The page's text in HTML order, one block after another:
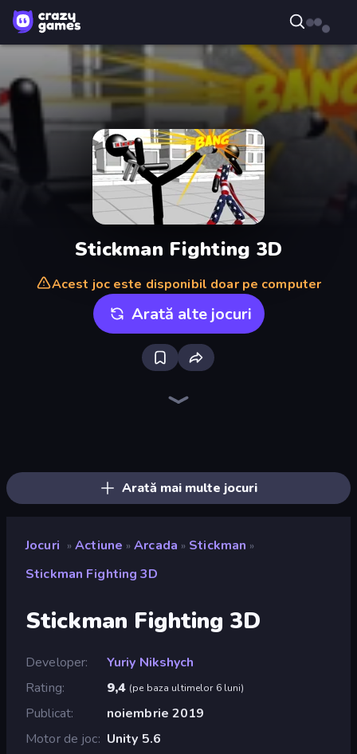
Stickman Fighting 3D
Acest joc este disponibil doar pe computer
Arată alte jocuri
Arată mai multe jocuri
Jocuri » Actiune » Arcada » Stickman »
Stickman Fighting 3D
Stickman Fighting 3D
Developer
Yuriy Nikshych
Rating
9,4 (pe baza ultimelor 6 luni)
Publicat
noiembrie 2019
Motor de joc Unity 5.6